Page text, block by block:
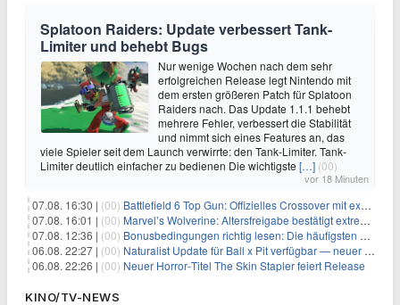
Splatoon Raiders: Update verbessert Tank-
Limiter und behebt Bugs
Nur wenige Wochen nach dem sehr
erfolgreichen Release legt Nintendo mit
dem ersten größeren Patch für Splatoon
Raiders nach. Das Update 1.1.1 behebt
mehrere Fehler, verbessert die Stabilität
und nimmt sich eines Features an, das
viele Spieler seit dem Launch verwirrte: den Tank-Limiter. Tank-
Limiter deutlich einfacher zu bedienen Die wichtigste […] (00)
vor 18 Minuten
07.08. 16:30 | (00) Battlefield 6 Top Gun: Offizielles Crossover mit exklusiven Inhalten angekündigt
07.08. 16:01 | (00) Marvel’s Wolverine: Altersfreigabe bestätigt extreme Gewalt und düstere Szenen
07.08. 12:36 | (00) Bonusbedingungen richtig lesen: Die häufigsten Stolperfallen
06.08. 22:27 | (00) Naturalist Update für Ball x Pit verfügbar — neuer Content auf allen Plattformen
06.08. 22:26 | (00) Neuer Horror‑Titel The Skin Stapler feiert Release
KINO/TV-NEWS